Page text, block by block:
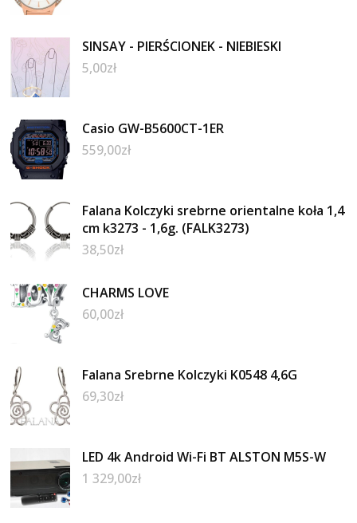
SINSAY - PIERŚCIONEK - NIEBIESKI
5,00zł
Casio GW-B5600CT-1ER
559,00zł
Falana Kolczyki srebrne orientalne koła 1,4
cm k3273 - 1,6g. (FALK3273)
38,50zł
CHARMS LOVE
60,00zł
Falana Srebrne Kolczyki K0548 4,6G
69,30zł
LED 4k Android Wi-Fi BT ALSTON M5S-W
1 329,00zł